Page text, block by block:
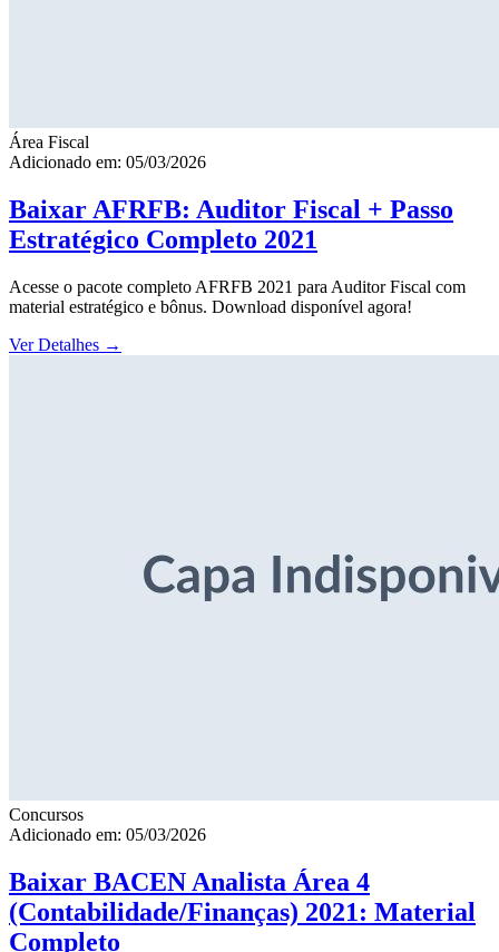
Área Fiscal
Adicionado em: 05/03/2026
Baixar AFRFB: Auditor Fiscal + Passo
Estratégico Completo 2021
Acesse o pacote completo AFRFB 2021 para Auditor Fiscal com
material estratégico e bônus. Download disponível agora!
Ver Detalhes →
Concursos
Adicionado em: 05/03/2026
Baixar BACEN Analista Área 4
(Contabilidade/Finanças) 2021: Material
Completo